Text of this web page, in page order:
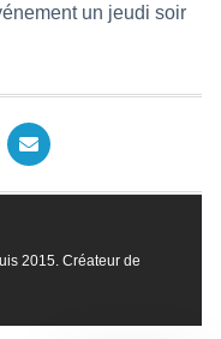
un jeudi soir
2015. Créateur de